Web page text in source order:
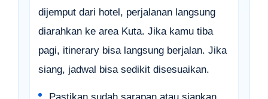
dijemput dari hotel, perjalanan langsung
diarahkan ke area Kuta. Jika kamu tiba
pagi, itinerary bisa langsung berjalan. Jika
siang, jadwal bisa sedikit disesuaikan.